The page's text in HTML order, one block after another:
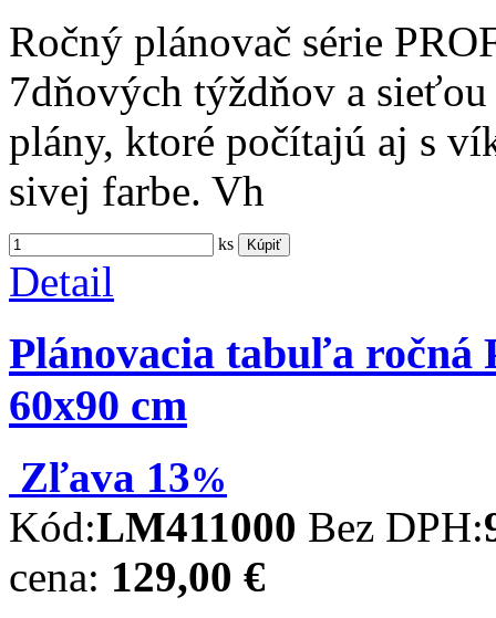
Ročný plánovač série
7dňových týždňov a
plány, ktoré počítajú aj s
sivej farbe. Vh
ks Kúpiť
Detail
Plánovacia tabuľa
60x90 cm
Zľava 13%
Kód:LM411000 Bez DPH:
cena: 129,00 €